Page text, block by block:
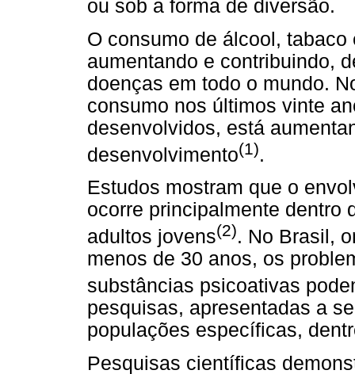
ou sob a forma de diversão.
O consumo de álcool,
aumentando e contribuindo,
doenças em todo o mundo.
consumo nos últimos vinte
desenvolvidos, está
desenvolvimento(1).
Estudos mostram que o
ocorre principalmente dentro
adultos jovens(2). No Brasil,
menos de 30 anos, os
substâncias psicoativas
pesquisas, apresentadas a
populações específicas,
Pesquisas científicas